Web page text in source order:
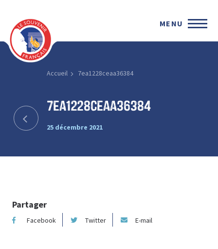
MENU
Accueil 7ea1228ceaa36384
7ea1228ceaa36384
25 décembre 2021
Partager
Facebook Twitter E-mail